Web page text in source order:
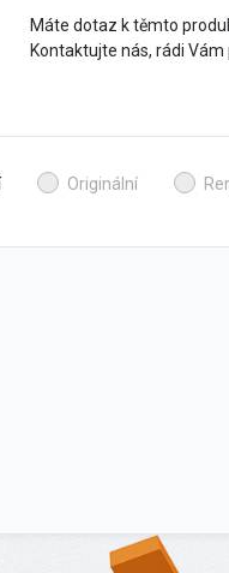
Máte dotaz k těmto
Kontaktujte nás, rádi Vám
Originální